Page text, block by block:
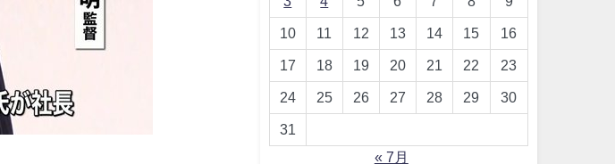
10 11 12 13 14 15 16
17 18 19 20 21 22 23
24 25 26 27 28 29 30
31
« 7月